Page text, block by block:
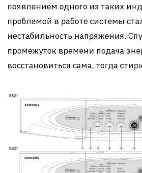
появлением одного из таких
проблемой в работе системы
нестабильность напряжения.
промежуток времени подача
восстановиться сама, тогда